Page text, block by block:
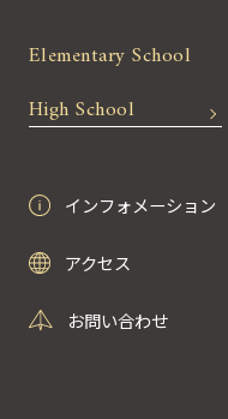
Elementary School
High School
インフォメーション
アクセス
お問い合わせ